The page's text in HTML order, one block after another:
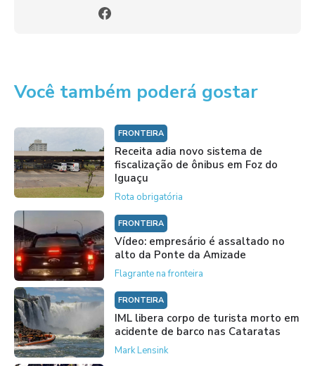
Você também poderá gostar
FRONTEIRA
Receita adia novo sistema de
fiscalização de ônibus em Foz do
Iguaçu
Rota obrigatória
FRONTEIRA
Vídeo: empresário é assaltado no
alto da Ponte da Amizade
Flagrante na fronteira
FRONTEIRA
IML libera corpo de turista morto em
acidente de barco nas Cataratas
Mark Lensink